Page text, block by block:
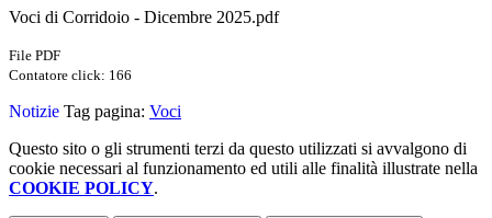
Voci di Corridoio - Dicembre 2025.pdf
File PDF
Contatore click: 166
Notizie Tag pagina: Voci
Questo sito o gli strumenti terzi da questo utilizzati si avvalgono di
cookie necessari al funzionamento ed utili alle finalità illustrate nella
COOKIE POLICY.